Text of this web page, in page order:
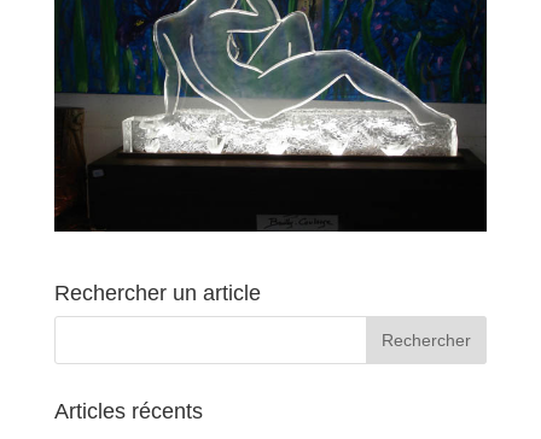
Rechercher un article
Articles récents